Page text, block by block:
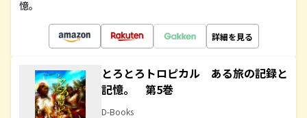
憶。
詳細を見る
とろとろトロピカル ある旅の記録と
記憶。 第5巻
D-Books